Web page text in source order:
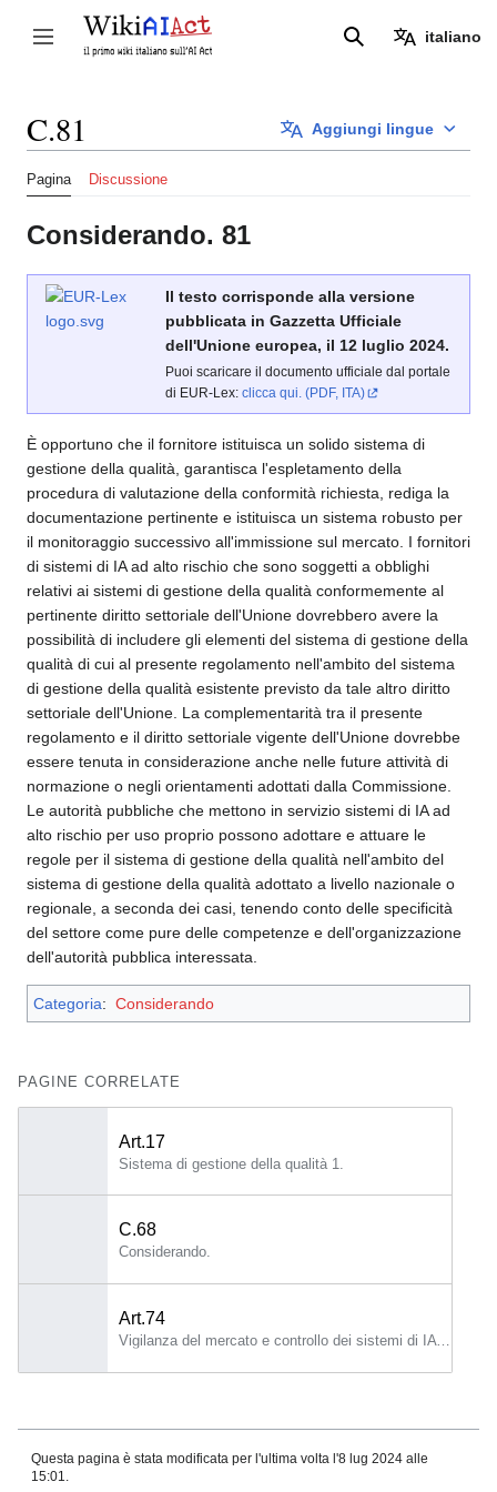
contenuto
Attiva/disattiva la barra laterale Ricerca italiano
Aggiungi lingue
C.81
Pagina Discussione
Considerando. 81
Il testo corrisponde alla versione
pubblicata in Gazzetta Ufficiale
dell'Unione europea, il 12 luglio 2024.
Puoi scaricare il documento ufficiale dal portale
di EUR-Lex: clicca qui. (PDF, ITA)
È opportuno che il fornitore istituisca un solido sistema di
gestione della qualità, garantisca l'espletamento della
procedura di valutazione della conformità richiesta, rediga la
documentazione pertinente e istituisca un sistema robusto per
il monitoraggio successivo all'immissione sul mercato. I fornitori
di sistemi di IA ad alto rischio che sono soggetti a obblighi
relativi ai sistemi di gestione della qualità conformemente al
pertinente diritto settoriale dell'Unione dovrebbero avere la
possibilità di includere gli elementi del sistema di gestione della
qualità di cui al presente regolamento nell'ambito del sistema
di gestione della qualità esistente previsto da tale altro diritto
settoriale dell'Unione. La complementarità tra il presente
regolamento e il diritto settoriale vigente dell'Unione dovrebbe
essere tenuta in considerazione anche nelle future attività di
normazione o negli orientamenti adottati dalla Commissione.
Le autorità pubbliche che mettono in servizio sistemi di IA ad
alto rischio per uso proprio possono adottare e attuare le
regole per il sistema di gestione della qualità nell'ambito del
sistema di gestione della qualità adottato a livello nazionale o
regionale, a seconda dei casi, tenendo conto delle specificità
del settore come pure delle competenze e dell'organizzazione
dell'autorità pubblica interessata.
Categoria: Considerando
PAGINE CORRELATE
Art.17
Sistema di gestione della qualità 1.
C.68
Considerando.
Art.74
Questa pagina è stata modificata per l'ultima volta l'8 lug 2024 alle
15:01.